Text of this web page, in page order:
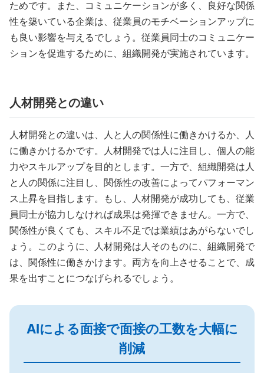
ためです。また、コミュニケーションが多く、良好な関係
性を築いている企業は、従業員のモチベーションアップに
も良い影響を与えるでしょう。従業員同士のコミュニケー
ションを促進するために、組織開発が実施されています。
人材開発との違い
人材開発との違いは、人と人の関係性に働きかけるか、人
に働きかけるかです。人材開発では人に注目し、個人の能
力やスキルアップを目的とします。一方で、組織開発は人
と人の関係に注目し、関係性の改善によってパフォーマン
ス上昇を目指します。もし、人材開発が成功しても、従業
員同士が協力しなければ成果は発揮できません。一方で、
関係性が良くても、スキル不足では業績はあがらないでし
ょう。このように、人材開発は人そのものに、組織開発で
は、関係性に働きかけます。両方を向上させることで、成
果を出すことにつなげられるでしょう。
AIによる面接で面接の工数を大幅に
削減